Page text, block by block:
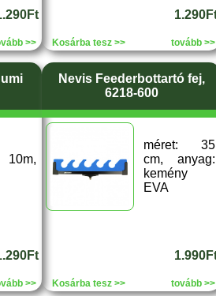
>> Kosárba tesz >> tovább >>
10m,
>>
Nevis Feederbottartó fej,
6218-600
méret: 35
cm, anyag:
kemény
EVA
Kosárba tesz >> tovább >>